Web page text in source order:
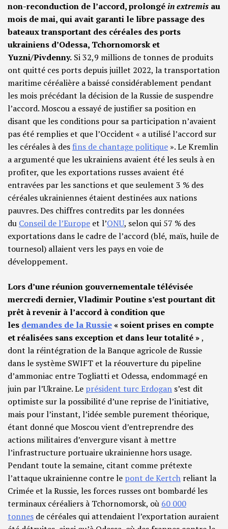
non-reconduction de l’accord, prolongéin extremis au
mois de mai, qui avait garanti le libre passage des
bateaux transportant des céréales des ports
ukrainiens d’Odessa, Tchornomorsk et
Yuzni/Pivdenny. Si 32,9 millions de tonnes de produits
ont quitté ces ports depuis juillet 2022, la transportation
maritime céréalière a baissé considérablement pendant
les mois précédant la décision de la Russie de suspendre
l’accord. Moscou a essayé de justifier sa position en
disant que les conditions pour sa participation n’avaient
pas été remplies et que l’Occident « a utilisé l’accord sur
les céréales à desfins de chantage politique ». Le Kremlin
a argumenté que les ukrainiens avaient été les seuls à en
profiter, que les exportations russes avaient été
entravées par les sanctions et que seulement 3 % des
céréales ukrainiennes étaient destinées aux nations
pauvres. Des chiffres contredits par les données
du Conseil de l’Europe et l’ONU, selon qui 57 % des
exportations dans le cadre de l’accord (blé, maïs, huile de
tournesol) allaient vers les pays en voie de
développement.
Lors d’une réunion gouvernementale télévisée
mercredi dernier, Vladimir Poutine s’est pourtant dit
prêt à revenir à l’accord à condition que
les demandes de la Russie« soient prises en compte
et réalisées sans exception et dans leur totalité »,
dont la réintégration de la Banque agricole de Russie
dans le système SWIFT et la réouverture du pipeline
d’ammoniac entre Togliatti et Odessa, endommagé en
juin par l’Ukraine. Le président turc Erdogan s’est dit
optimiste sur la possibilité d’une reprise de l’initiative,
mais pour l’instant, l’idée semble purement théorique,
étant donné que Moscou vient d’entreprendre des
actions militaires d’envergure visant à mettre
l’infrastructure portuaire ukrainienne hors usage.
Pendant toute la semaine, citant comme prétexte
l’attaque ukrainienne contre le pont de Kertch reliant la
Crimée et la Russie, les forces russes ont bombardé les
terminaux céréaliers à Tchornomorsk, où 60 000
tonnes de céréales qui attendaient l’exportation auraient